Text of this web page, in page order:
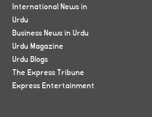
International News in
Urdu
Business News in Urdu
Urdu Magazine
Urdu Blogs
The Express Tribune
Express Entertainment